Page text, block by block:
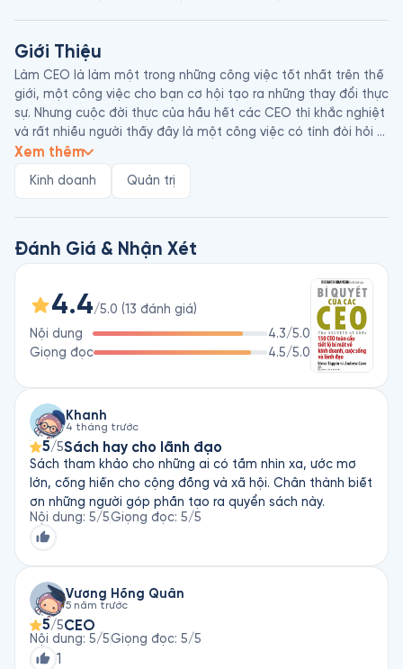
Giới Thiệu
Làm CEO là làm một trong những công việc tốt nhất trên thế
giới, một công việc cho bạn cơ hội tạo ra những thay đổi thực
sự. Nhưng cuộc đời thực của hầu hết các CEO thì khắc nghiệt
và rất nhiều người thấy đây là một công việc có tính đòi hỏi
cao. Steve Tappin và Andrew Cave đã phỏng vấn chi tiết hơn
của họ về sự thật của vai trò lãnh đạo, cuộc sống và kinh
thúc đẩy, dẫn dắt họ, cũng như phương cách học nghề tốt
nhất để trở thành một lãnh đạo toàn cầu. Sách nói này cũng
khám phá những bí quyết để đương đầu một cách thành
công với năm thực tiễn của cuộc sống mà trong tương lai sẽ
đóng vai trò quan trọng trong thành công của doanh nghiệp:
- Là lợi từ toàn cầu hóa khốc liệt
- Giải mã sự phát triển bền vững
- Lướt trên làn sóng thứ ba của web
- Đương đầu với cuộc khủng hoảng vốn
- Tiến hành cuộc chiến thế giới lần thứ nhất giành nhân tài.
Xem thêm
Kinh doanh Quản trị
Đánh Giá & Nhận Xét
4.4/5.0 (13 đánh giá)
Nội dung
4.3/5.0
Giọng đọc
4.5/5.0
Khanh
4 tháng trước
5/5Sách hay cho lãnh đạo
Sách tham khảo cho những ai có tầm nhìn xa, ước mơ
lớn, cống hiến cho cộng đồng và xã hội. Chân thành biết
ơn những người góp phần tạo ra quyển sách này.
Nội dung: 5/5Giọng đọc: 5/5
Vương Hồng Quân
5 năm trước
5/5CEO
Nội dung: 5/5Giọng đọc: 5/5
1